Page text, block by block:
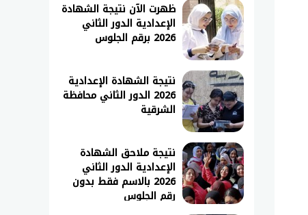
ظهرت الآن نتيجة الشهادة
الإعدادية الدور الثاني
2026 برقم الجلوس
نتيجة الشهادة الإعدادية
2026 الدور الثاني محافظة
الشرقية
نتيجة ملاحق الشهادة
الإعدادية الدور الثاني
2026 بالاسم فقط بدون
رقم الجلوس